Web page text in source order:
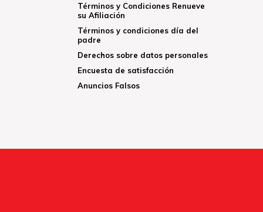
Términos y Condiciones Renueve
su Afiliación
Términos y condiciones día del
padre
Derechos sobre datos personales
Encuesta de satisfacción
Anuncios Falsos